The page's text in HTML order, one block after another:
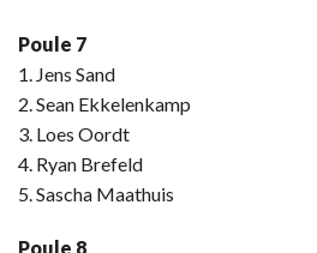
Poule 7
1. Jens Sand
2. Sean Ekkelenkamp
3. Loes Oordt
4. Ryan Brefeld
5. Sascha Maathuis
Poule 8